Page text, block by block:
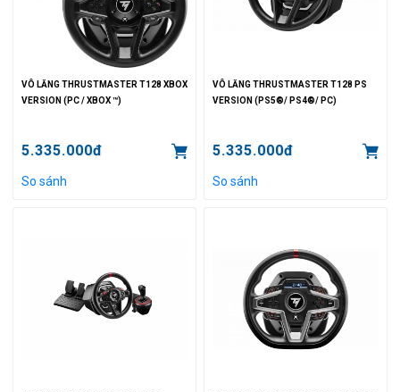
VÔ LĂNG THRUSTMASTER T128 XBOX
VERSION (PC / XBOX ™)
5.335.000đ
So sánh
VÔ LĂNG THRUSTMASTER T128 PS
VERSION (PS5®/ PS4®/ PC)
5.335.000đ
So sánh